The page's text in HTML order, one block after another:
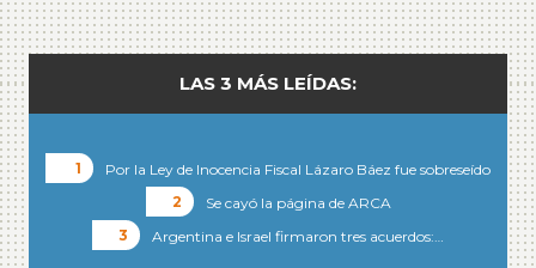
LAS 3 MÁS LEÍDAS:
Por la Ley de Inocencia Fiscal Lázaro Báez fue sobreseído
Se cayó la página de ARCA
Argentina e Israel firmaron tres acuerdos:…